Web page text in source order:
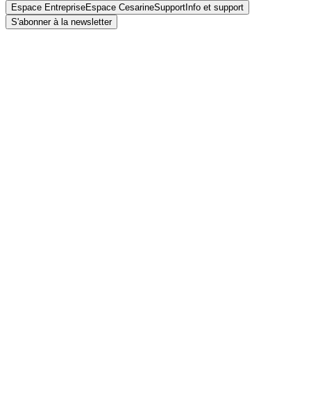
Espace EntrepriseEspace CesarineSupport Info et support
S'abonner à la newsletter